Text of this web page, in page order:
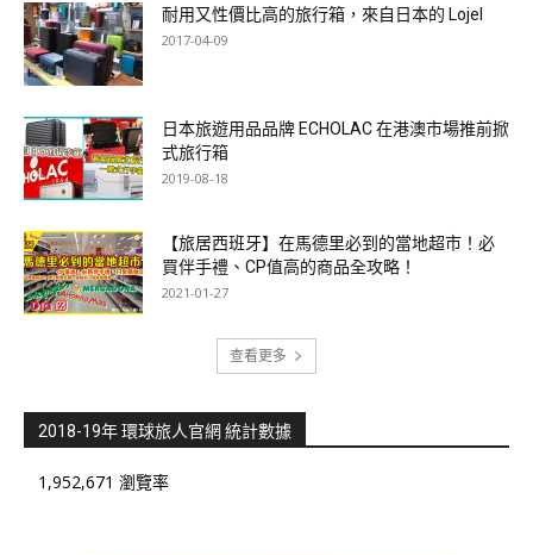
耐用又性價比高的旅行箱，來自日本的 Lojel
2017-04-09
日本旅遊用品品牌 ECHOLAC 在港澳市場推前掀
式旅行箱
2019-08-18
【旅居西班牙】在馬德里必到的當地超市！必
買伴手禮、CP值高的商品全攻略！
2021-01-27
查看更多
2018-19年 環球旅人官網 統計數據
1,952,671 瀏覽率